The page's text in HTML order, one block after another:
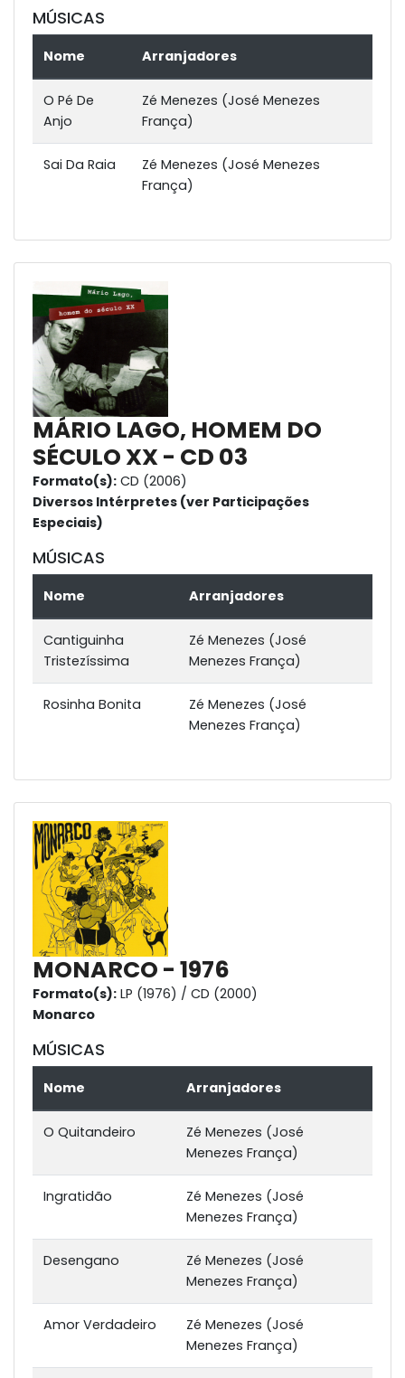
MÚSICAS
Nome Arranjadores
O Pé De
Anjo
Zé Menezes (José Menezes
França)
Sai Da Raia
Zé Menezes (José Menezes
França)
MÁRIO LAGO, HOMEM DO
SÉCULO XX - CD 03
Formato(s): CD (2006)
Diversos Intérpretes (ver Participações
Especiais)
MÚSICAS
Nome Arranjadores
Cantiguinha
Tristezíssima
Zé Menezes (José
Menezes França)
Rosinha Bonita
Zé Menezes (José
Menezes França)
MONARCO - 1976
Formato(s): LP (1976) / CD (2000)
Monarco
MÚSICAS
Nome Arranjadores
O Quitandeiro
Zé Menezes (José
Menezes França)
Ingratidão
Zé Menezes (José
Menezes França)
Desengano
Zé Menezes (José
Menezes França)
Amor Verdadeiro
Zé Menezes (José
Menezes França)